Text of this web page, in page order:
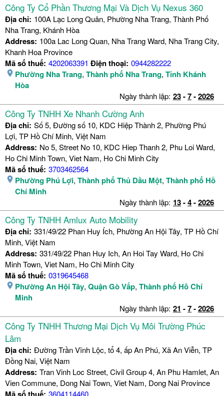
Công Ty Cổ Phần Thương Mại Và Dịch Vụ Nexus 360
Địa chỉ: 100A Lạc Long Quân, Phường Nha Trang, Thành Phố
Nha Trang, Khánh Hòa
Address: 100a Lac Long Quan, Nha Trang Ward, Nha Trang City,
Khanh Hoa Province
Mã số thuế: 4202063391 Điện thoại: 0944282222
Phường Nha Trang, Thành phố Nha Trang, Tỉnh Khánh
Hòa
Ngày thành lập: 23-7-2026
Công Ty TNHH Xe Nhanh Cường Anh
Địa chỉ: Số 5, Đường số 10, KDC Hiệp Thành 2, Phường Phú
Lợi, TP Hồ Chí Minh, Việt Nam
Address: No 5, Street No 10, KDC Hiep Thanh 2, Phu Loi Ward,
Ho Chi Minh Town, Viet Nam, Ho Chi Minh City
Mã số thuế: 3703462564
Phường Phú Lợi, Thành phố Thủ Dầu Một, Thành phố Hồ
Chí Minh
Ngày thành lập: 13-4-2026
Công Ty TNHH Amlux Auto Mobility
Địa chỉ: 331/49/22 Phan Huy Ích, Phường An Hội Tây, TP Hồ Chí
Minh, Việt Nam
Address: 331/49/22 Phan Huy Ich, An Hoi Tay Ward, Ho Chi
Minh Town, Viet Nam, Ho Chi Minh City
Mã số thuế: 0319645468
Phường An Hội Tây, Quận Gò Vấp, Thành phố Hồ Chí
Minh
Ngày thành lập: 21 -7-2026
Công Ty TNHH Thương Mại Dịch Vụ Môi Trường Phúc
Lâm
Địa chỉ: Đường Trần Vĩnh Lộc, tổ 4, ấp An Phú, Xã An Viễn, TP
Đồng Nai, Việt Nam
Address: Tran Vinh Loc Street, Civil Group 4, An Phu Hamlet, An
Vien Commune, Dong Nai Town, Viet Nam, Dong Nai Province
3604114460